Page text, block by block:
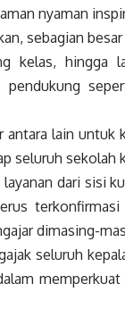
nyaman
sebagian
kelas, hingga
pendukung
antara lain untuk
seluruh sekolah
dari sisi
dimasing-
seluruh